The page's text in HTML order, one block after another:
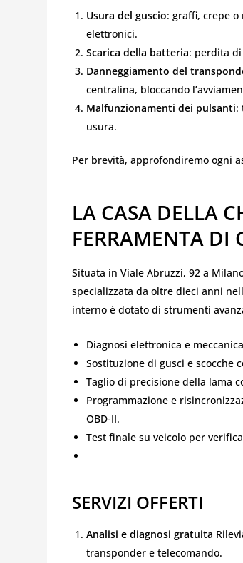
Usura del guscio: graffi, crepe
elettronici.
Scarica della batteria: perdita
Danneggiamento del
centralina, bloccando
Malfunzionamenti dei pulsanti:
usura.
Per brevità, approfondiremo ogni
LA CASA DELLA
FERRAMENTA DI
Situata in Viale Abruzzi, 92 a
specializzata da oltre dieci anni
interno è dotato di strumenti
Diagnosi elettronica e
Sostituzione di gusci e scocche
Taglio di precisione della lama
Programmazione e
OBD-II.
Test finale su veicolo per
SERVIZI OFFERTI
Analisi e diagnosi gratuita
transponder e telecomando.